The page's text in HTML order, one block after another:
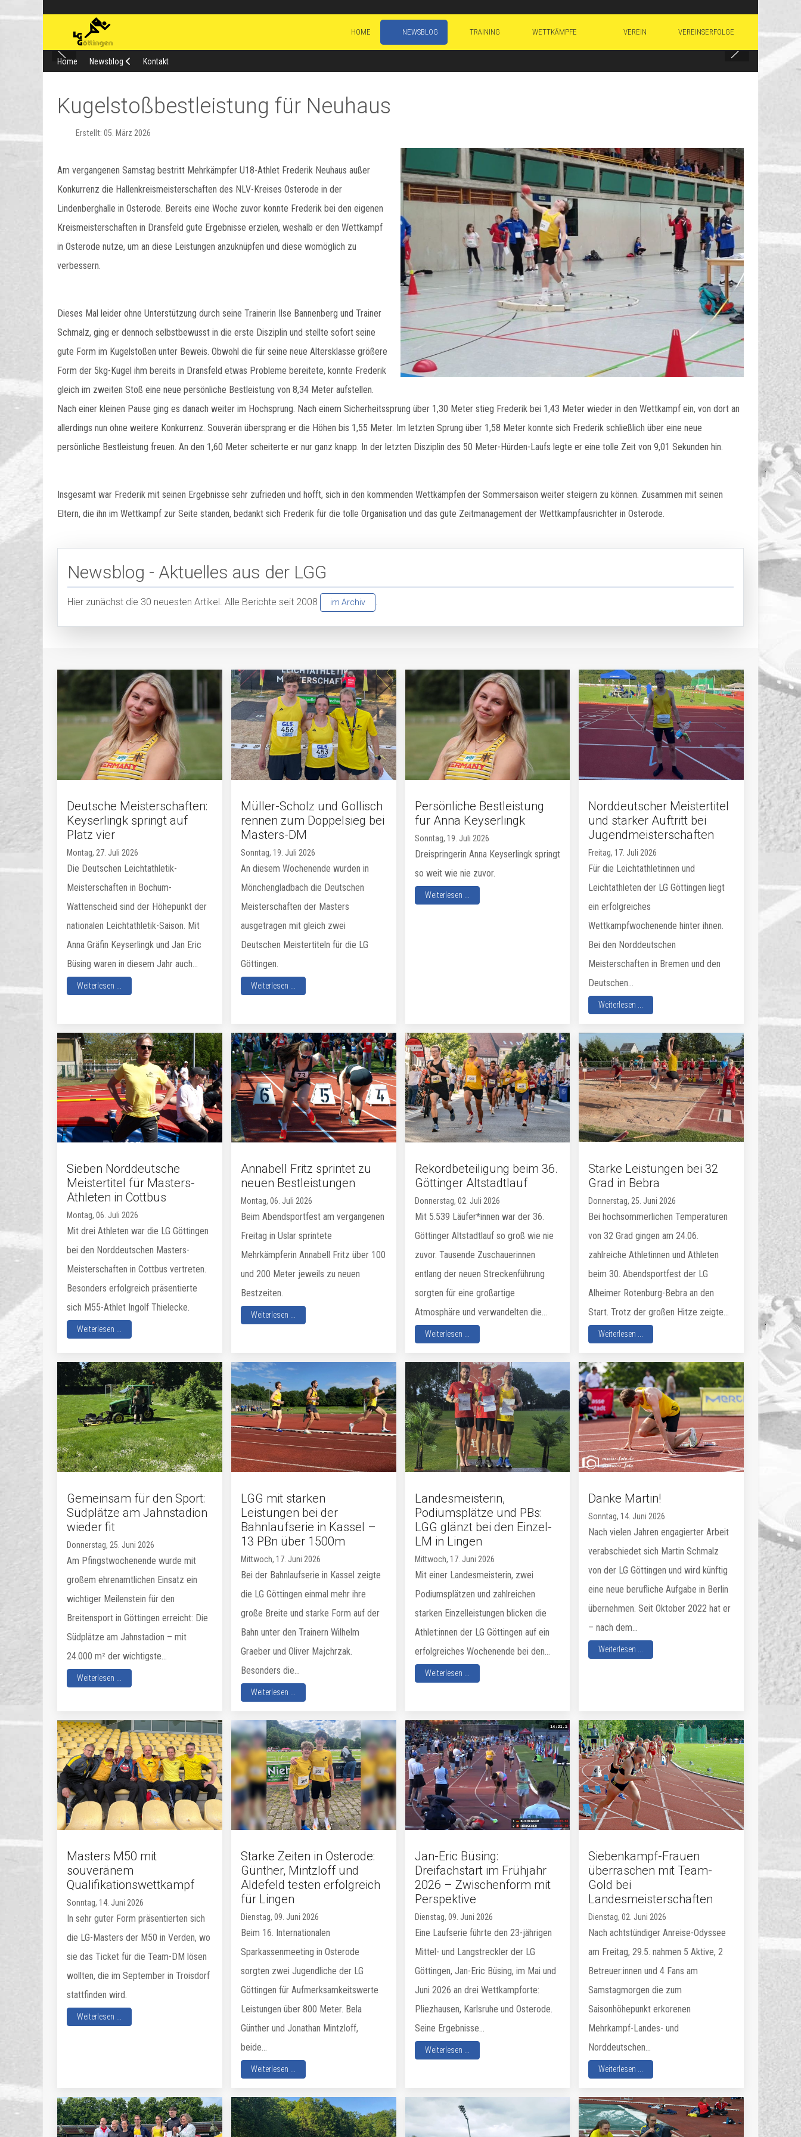
HOME NEWSBLOG TRAINING WETTKÄMPFE VEREIN VEREINSERFOLGE
Home Newsblog Kontakt
Kugelstoßbestleistung für Neuhaus
Erstellt: 05. März 2026
Am vergangenen Samstag bestritt Mehrkämpfer U18-Athlet Frederik Neuhaus außer
Konkurrenz die Hallenkreismeisterschaften des NLV-Kreises Osterode in der
Lindenberghalle in Osterode. Bereits eine Woche zuvor konnte Frederik bei den eigenen
Kreismeisterschaften in Dransfeld gute Ergebnisse erzielen, weshalb er den Wettkampf
in Osterode nutze, um an diese Leistungen anzuknüpfen und diese womöglich zu
verbessern.
Dieses Mal leider ohne Unterstützung durch seine Trainerin Ilse Bannenberg und Trainer
Schmalz, ging er dennoch selbstbewusst in die erste Disziplin und stellte sofort seine
gute Form im Kugelstoßen unter Beweis. Obwohl die für seine neue Altersklasse größere
Form der 5kg-Kugel ihm bereits in Dransfeld etwas Probleme bereitete, konnte Frederik
gleich im zweiten Stoß eine neue persönliche Bestleistung von 8,34 Meter aufstellen.
Nach einer kleinen Pause ging es danach weiter im Hochsprung. Nach einem Sicherheitssprung über 1,30 Meter stieg Frederik bei 1,43 Meter wieder in den Wettkampf ein, von dort an
allerdings nun ohne weitere Konkurrenz. Souverän übersprang er die Höhen bis 1,55 Meter. Im letzten Sprung über 1,58 Meter konnte sich Frederik schließlich über eine neue
persönliche Bestleistung freuen. An den 1,60 Meter scheiterte er nur ganz knapp. In der letzten Disziplin des 50 Meter-Hürden-Laufs legte er eine tolle Zeit von 9,01 Sekunden hin.
Insgesamt war Frederik mit seinen Ergebnisse sehr zufrieden und hofft, sich in den kommenden Wettkämpfen der Sommersaison weiter steigern zu können. Zusammen mit seinen
Eltern, die ihn im Wettkampf zur Seite standen, bedankt sich Frederik für die tolle Organisation und das gute Zeitmanagement der Wettkampfausrichter in Osterode.
Newsblog - Aktuelles aus der LGG
Hier zunächst die 30 neuesten Artikel. Alle Berichte seit 2008 im Archiv
Deutsche Meisterschaften:
Keyserlingk springt auf
Platz vier
Montag, 27. Juli 2026
Die Deutschen Leichtathletik-
Meisterschaften in Bochum-
Wattenscheid sind der Höhepunkt der
nationalen Leichtathletik-Saison. Mit
Anna Gräfin Keyserlingk und Jan Eric
Büsing waren in diesem Jahr auch...
Weiterlesen ...
Müller-Scholz und Gollisch
rennen zum Doppelsieg bei
Masters-DM
Sonntag, 19. Juli 2026
An diesem Wochenende wurden in
Mönchengladbach die Deutschen
Meisterschaften der Masters
ausgetragen mit gleich zwei
Deutschen Meistertiteln für die LG
Göttingen.
Weiterlesen ...
Persönliche Bestleistung
für Anna Keyserlingk
Sonntag, 19. Juli 2026
Dreispringerin Anna Keyserlingk springt
so weit wie nie zuvor.
Weiterlesen ...
Norddeutscher Meistertitel
und starker Auftritt bei
Jugendmeisterschaften
Freitag, 17. Juli 2026
Für die Leichtathletinnen und
Leichtathleten der LG Göttingen liegt
ein erfolgreiches
Wettkampfwochenende hinter ihnen.
Bei den Norddeutschen
Meisterschaften in Bremen und den
Deutschen...
Weiterlesen ...
Sieben Norddeutsche
Meistertitel für Masters-
Athleten in Cottbus
Montag, 06. Juli 2026
Mit drei Athleten war die LG Göttingen
bei den Norddeutschen Masters-
Meisterschaften in Cottbus vertreten.
Besonders erfolgreich präsentierte
sich M55-Athlet Ingolf Thielecke.
Weiterlesen ...
Annabell Fritz sprintet zu
neuen Bestleistungen
Montag, 06. Juli 2026
Beim Abendsportfest am vergangenen
Freitag in Uslar sprintete
Mehrkämpferin Annabell Fritz über 100
und 200 Meter jeweils zu neuen
Bestzeiten.
Weiterlesen ...
Rekordbeteiligung beim 36.
Göttinger Altstadtlauf
Donnerstag, 02. Juli 2026
Mit 5.539 Läufer*innen war der 36.
Göttinger Altstadtlauf so groß wie nie
zuvor. Tausende Zuschauerinnen
entlang der neuen Streckenführung
sorgten für eine großartige
Atmosphäre und verwandelten die...
Weiterlesen ...
Starke Leistungen bei 32
Grad in Bebra
Donnerstag, 25. Juni 2026
Bei hochsommerlichen Temperaturen
von 32 Grad gingen am 24.06.
zahlreiche Athletinnen und Athleten
beim 30. Abendsportfest der LG
Alheimer Rotenburg-Bebra an den
Start. Trotz der großen Hitze zeigte...
Weiterlesen ...
Gemeinsam für den Sport:
Südplätze am Jahnstadion
wieder fit
Donnerstag, 25. Juni 2026
Am Pfingstwochenende wurde mit
großem ehrenamtlichen Einsatz ein
wichtiger Meilenstein für den
Breitensport in Göttingen erreicht: Die
Südplätze am Jahnstadion – mit
24.000 m² der wichtigste...
Weiterlesen ...
LGG mit starken
Leistungen bei der
Bahnlaufserie in Kassel –
13 PBn über 1500m
Mittwoch, 17. Juni 2026
Bei der Bahnlaufserie in Kassel zeigte
die LG Göttingen einmal mehr ihre
große Breite und starke Form auf der
Bahn unter den Trainern Wilhelm
Graeber und Oliver Majchrzak.
Besonders die...
Weiterlesen ...
Landesmeisterin,
Podiumsplätze und PBs:
LGG glänzt bei den Einzel-
LM in Lingen
Mittwoch, 17. Juni 2026
Mit einer Landesmeisterin, zwei
Podiumsplätzen und zahlreichen
starken Einzelleistungen blicken die
Athlet:innen der LG Göttingen auf ein
erfolgreiches Wochenende bei den...
Weiterlesen ...
Danke Martin!
Sonntag, 14. Juni 2026
Nach vielen Jahren engagierter Arbeit
verabschiedet sich Martin Schmalz
von der LG Göttingen und wird künftig
eine neue berufliche Aufgabe in Berlin
übernehmen. Seit Oktober 2022 hat er
– nach dem...
Weiterlesen ...
Masters M50 mit
souveränem
Qualifikationswettkampf
Sonntag, 14. Juni 2026
In sehr guter Form präsentierten sich
die LG-Masters der M50 in Verden, wo
sie das Ticket für die Team-DM lösen
wollten, die im September in Troisdorf
stattfinden wird.
Weiterlesen ...
Starke Zeiten in Osterode:
Günther, Mintzloff und
Aldefeld testen erfolgreich
für Lingen
Dienstag, 09. Juni 2026
Beim 16. Internationalen
Sparkassenmeeting in Osterode
sorgten zwei Jugendliche der LG
Göttingen für Aufmerksamkeitswerte
Leistungen über 800 Meter. Bela
Günther und Jonathan Mintzloff,
beide...
Weiterlesen ...
Jan-Eric Büsing:
Dreifachstart im Frühjahr
2026 – Zwischenform mit
Perspektive
Dienstag, 09. Juni 2026
Eine Laufserie führte den 23-jährigen
Mittel- und Langstreckler der LG
Göttingen, Jan-Eric Büsing, im Mai und
Juni 2026 an drei Wettkampforte:
Pliezhausen, Karlsruhe und Osterode.
Seine Ergebnisse...
Weiterlesen ...
Siebenkampf-Frauen
überraschen mit Team-
Gold bei
Landesmeisterschaften
Dienstag, 02. Juni 2026
Nach achtstündiger Anreise-Odyssee
am Freitag, 29.5. nahmen 5 Aktive, 2
Betreuer:innen und 4 Fans am
Samstagmorgen die zum
Saisonhöhepunkt erkorenen
Mehrkampf-Landes- und
Norddeutschen...
Weiterlesen ...